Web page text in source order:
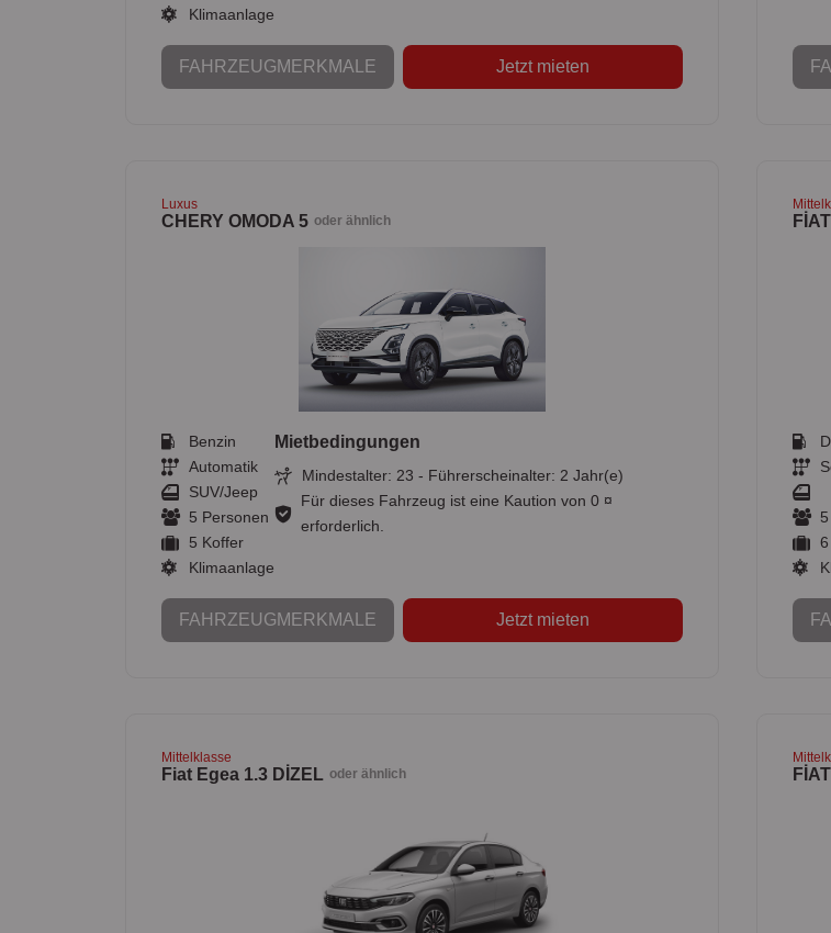
Klimaanlage
FAHRZEUGMERKMALE Jetzt mieten
Luxus
CHERY OMODA 5 oder ähnlich
Benzin
Automatik
SUV/Jeep
5 Personen
5 Koffer
Klimaanlage
Mietbedingungen
Mindestalter: 23 - Führerscheinalter: 2 Jahr(e)
Für dieses Fahrzeug ist eine Kaution von 0 ¤
erforderlich.
FAHRZEUGMERKMALE Jetzt mieten
Mittelklasse
Fiat Egea 1.3 DİZEL oder ähnlich